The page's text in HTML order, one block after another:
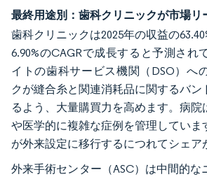
最終用途別：歯科クリニックが市場リ
歯科クリニックは2025年の収益の
6.90%のCAGRで成長すると予測され
イトの歯科サービス機関（DSO）へ
クが縫合糸と関連消耗品に関するバン
るよう、大量購買力を高めます。病院
や医学的に複雑な症例を管理していま
が外来設定に移行するにつれてシェア
外来手術センター（ASC）は中間的な